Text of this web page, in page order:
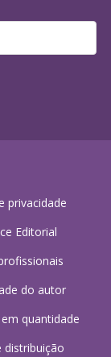
privacidade
Editorial
do autor
quantidade
distribuição